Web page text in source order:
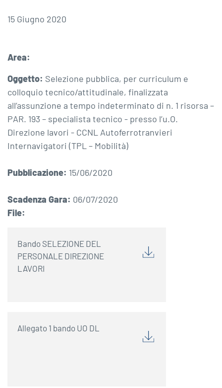
15 Giugno 2020
Area:
Oggetto: Selezione pubblica, per curriculum e
colloquio tecnico/attitudinale, finalizzata
all’assunzione a tempo indeterminato di n. 1 risorsa –
PAR. 193 – specialista tecnico - presso l’u.O.
Direzione lavori - CCNL Autoferrotranvieri
Internavigatori (TPL – Mobilità)
Pubblicazione: 15/06/2020
Scadenza Gara: 06/07/2020
File:
Bando SELEZIONE DEL
PERSONALE DIREZIONE
LAVORI
Allegato 1 bando UO DL